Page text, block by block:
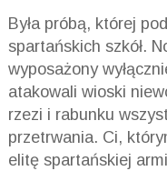
Była próbą, której
spartańskich szkół.
wyposażony
atakowali wioski
rzezi i rabunku
przetrwania. Ci,
elitę spartańskiej